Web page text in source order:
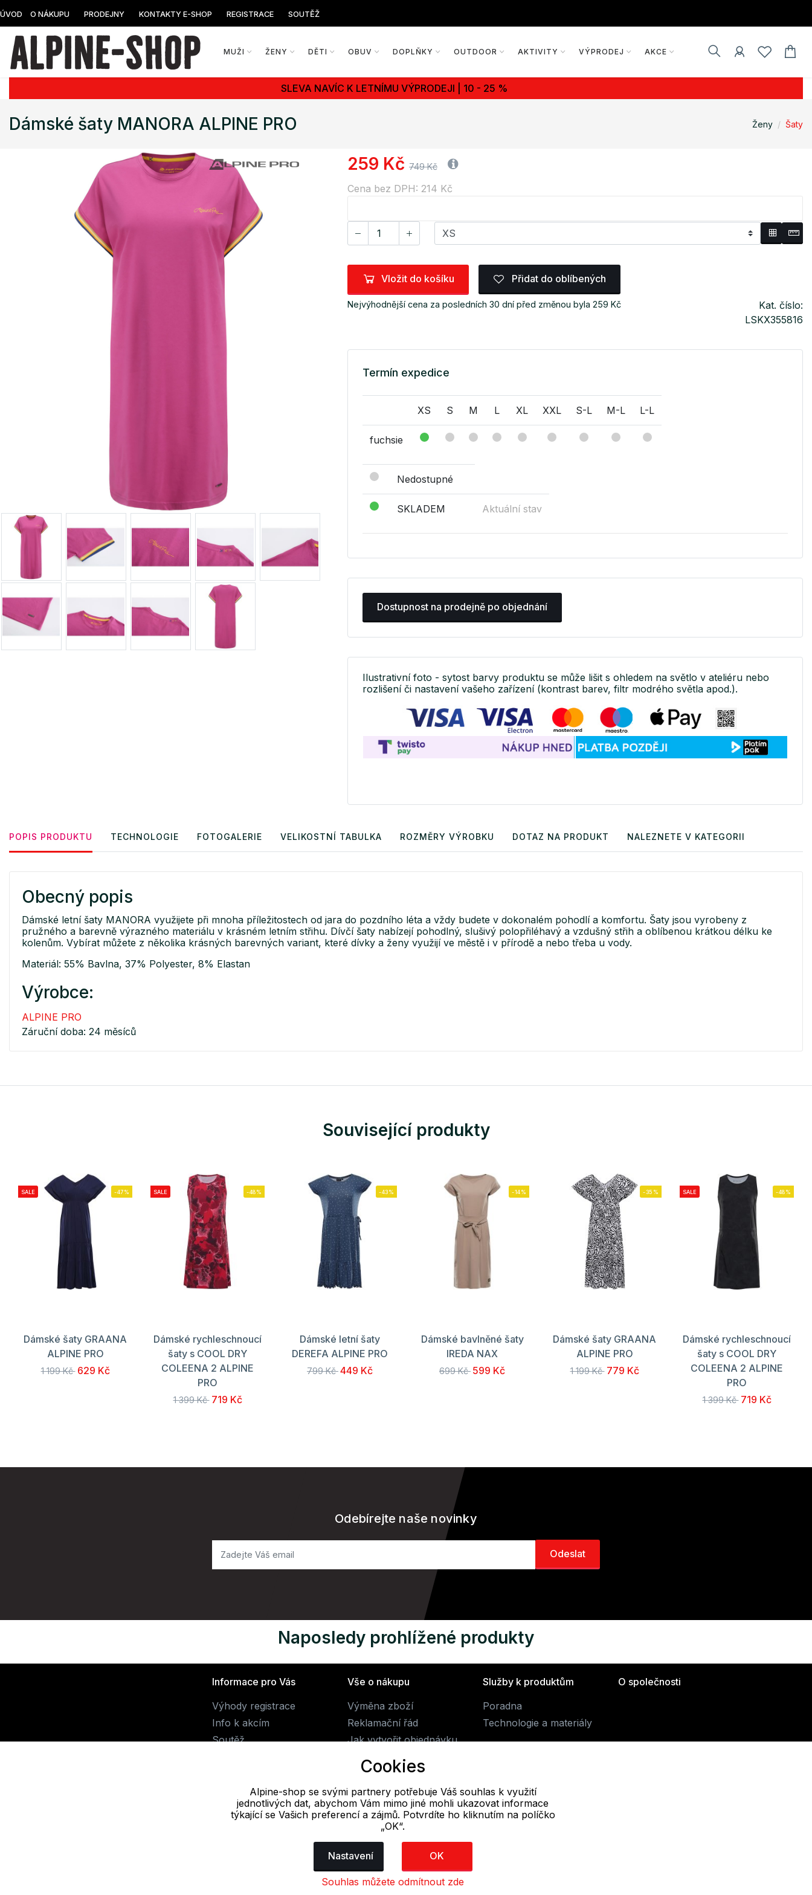
ÚVOD O NÁKUPU PRODEJNY KONTAKTY E-SHOP REGISTRACE SOUTĚŽ
MUŽI ŽENY DĚTI OBUV DOPLŇKY OUTDOOR AKTIVITY VÝPRODEJ AKCE
SLEVA NAVÍC K LETNÍMU VÝPRODEJI | 10 - 25 %
Dámské šaty MANORA ALPINE PRO Ženy Šaty
259 Kč 749 Kč
Cena bez DPH: 214 Kč
Vložit do košíku Přidat do oblíbených
Nejvýhodnější cena za posledních 30 dní před změnou byla 259 Kč
Kat. číslo:
LSKX355816
Termín expedice
XS S M L XL XXL S-L M-L L-L
fuchsie
Nedostupné
SKLADEM Aktuální stav
Dostupnost na prodejně po objednání
Ilustrativní foto - sytost barvy produktu se může lišit s ohledem na světlo v ateliéru nebo
rozlišení či nastavení vašeho zařízení (kontrast barev, filtr modrého světla apod.).
POPIS PRODUKTU TECHNOLOGIE FOTOGALERIE VELIKOSTNÍ TABULKA ROZMĚRY VÝROBKU DOTAZ NA PRODUKT NALEZNETE V KATEGORII
Obecný popis
Dámské letní šaty MANORA využijete při mnoha příležitostech od jara do pozdního léta a vždy budete v dokonalém pohodlí a komfortu. Šaty jsou vyrobeny z
pružného a barevně výrazného materiálu v krásném letním střihu. Dívčí šaty nabízejí pohodlný, slušivý polopřiléhavý a vzdušný střih a oblíbenou krátkou délku ke
kolenům. Vybírat můžete z několika krásných barevných variant, které dívky a ženy využijí ve městě i v přírodě a nebo třeba u vody.
Materiál: 55% Bavlna, 37% Polyester, 8% Elastan
Výrobce:
ALPINE PRO
Záruční doba: 24 měsíců
Související produkty
SALE -47%
Dámské šaty GRAANA
ALPINE PRO
1 199 Kč 629 Kč
SALE -48%
Dámské rychleschnoucí
šaty s COOL DRY
COLEENA 2 ALPINE
PRO
1 399 Kč 719 Kč
-43%
Dámské letní šaty
DEREFA ALPINE PRO
799 Kč449 Kč
-14%
Dámské bavlněné šaty
IREDA NAX
699 Kč 599 Kč
-35%
Dámské šaty GRAANA
ALPINE PRO
1 199 Kč 779 Kč
SALE -48%
Dámské rychleschnoucí
šaty s COOL DRY
COLEENA 2 ALPINE
PRO
1 399 Kč 719 Kč
Odebírejte naše novinky
Naposledy prohlížené produkty
Informace pro Vás
Výhody registrace
Info k akcím
Soutěž
Vše o nákupu
Výměna zboží
Reklamační řád
Jak vytvořit objednávku
Obchodní podmínky
Doprava
Služby k produktům
Poradna
Technologie a materiály
O společnosti
E-mail
obchod@alpine-shop.cz
Cookies
Alpine-shop se svými partnery potřebuje Váš souhlas k využití
jednotlivých dat, abychom Vám mimo jiné mohli ukazovat informace
týkající se Vašich preferencí a zájmů. Potvrdíte ho kliknutím na políčko
„OK“.
Nastavení OK
Souhlas můžete odmítnout zde